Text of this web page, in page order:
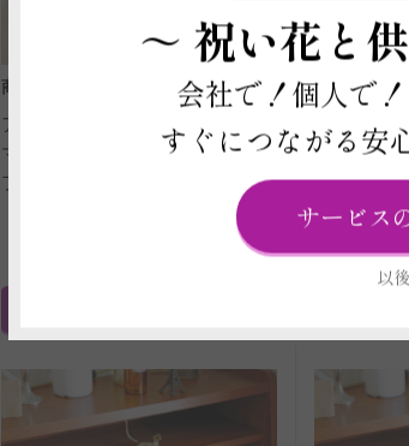
商品コード: AN9
アニマルフラワー ポンポンク
マブーケ（イェロン 生花タイ
プ）
（全国配送料・税込み ※一部除く）
商品コード
花束・ブ
ジナルブ
リコット
（全国配
～ 祝い花と
会社で！個人で！
すぐにつながる安
サービス
以